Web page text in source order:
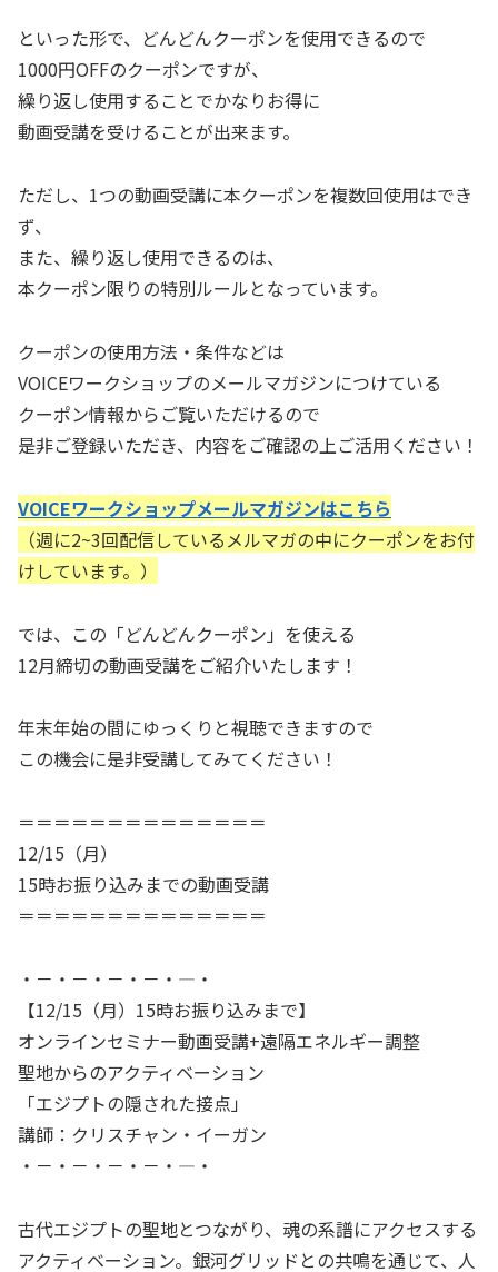
といった形で、どんどんクーポンを使用できるので
1000円OFFのクーポンですが、
繰り返し使用することでかなりお得に
動画受講を受けることが出来ます。
ただし、1つの動画受講に本クーポンを複数回使用はでき
ず、
また、繰り返し使用できるのは、
本クーポン限りの特別ルールとなっています。
クーポンの使用方法・条件などは
VOICEワークショップのメールマガジンにつけている
クーポン情報からご覧いただけるので
是非ご登録いただき、内容をご確認の上ご活用ください！
VOICEワークショップメールマガジンはこちら
（週に2~3回配信しているメルマガの中にクーポンをお付
けしています。）
では、この「どんどんクーポン」を使える
12月締切の動画受講をご紹介いたします！
年末年始の間にゆっくりと視聴できますので
この機会に是非受講してみてください！
＝＝＝＝＝＝＝＝＝＝＝＝＝＝
12/15（月）
15時お振り込みまでの動画受講
＝＝＝＝＝＝＝＝＝＝＝＝＝＝
・－・－・－・－・―・
【12/15（月）15時お振り込みまで】
オンラインセミナー動画受講+遠隔エネルギー調整
聖地からのアクティベーション
「エジプトの隠された接点」
講師：クリスチャン・イーガン
・－・－・－・－・―・
古代エジプトの聖地とつながり、魂の系譜にアクセスする
アクティベーション。銀河グリッドとの共鳴を通じて、人